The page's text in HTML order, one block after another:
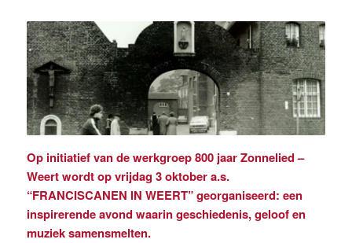
Op initiatief van de werkgroep 800 jaar Zonnelied –
Weert wordt op vrijdag 3 oktober a.s.
“FRANCISCANEN IN WEERT” georganiseerd: een
inspirerende avond waarin geschiedenis, geloof en
muziek samensmelten.